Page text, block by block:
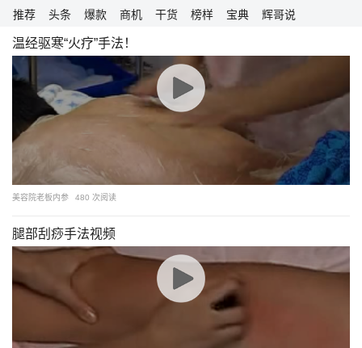
推荐 头条 爆款 商机 干货 榜样 宝典 辉哥说
温经驱寒“火疗”手法！
美容院老板内参 480 次阅读
腿部刮痧手法视频